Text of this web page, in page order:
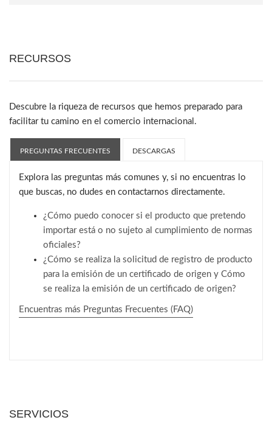
RECURSOS
Descubre la riqueza de recursos que hemos preparado para
facilitar tu camino en el comercio internacional.
PREGUNTAS FRECUENTES DESCARGAS
Explora las preguntas más comunes y, si no encuentras lo
que buscas, no dudes en contactarnos directamente.
¿Cómo puedo conocer si el producto que pretendo
importar está o no sujeto al cumplimiento de normas
oficiales?
¿Cómo se realiza la solicitud de registro de producto
para la emisión de un certificado de origen y Cómo
se realiza la emisión de un certificado de origen?
Encuentras más Preguntas Frecuentes (FAQ)
SERVICIOS